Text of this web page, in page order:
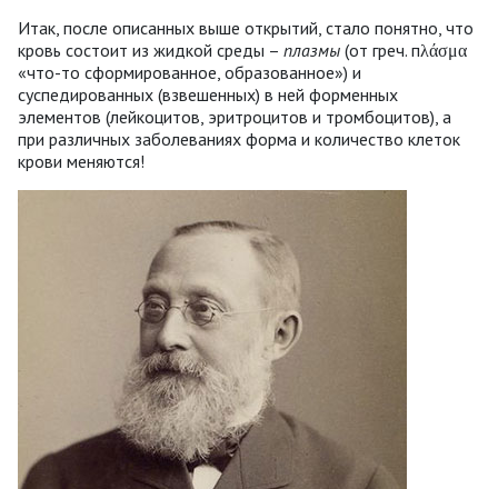
Итак, после описанных выше открытий, стало понятно, что
кровь состоит из жидкой среды – плазмы (от греч. пλάσμα
«что-то сформированное, образованное») и
суспедированных (взвешенных) в ней форменных
элементов (лейкоцитов, эритроцитов и тромбоцитов), а
при различных заболеваниях форма и количество клеток
крови меняются!